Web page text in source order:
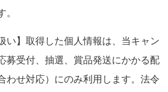
。
い】取得した個人情報は、当キャン
募受付、抽選、賞品発送にかかる配
わせ対応）にのみ利用します。法令